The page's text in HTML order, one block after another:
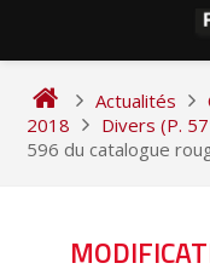
content
Actualités
2018
Divers (P.
596 du catalogue
NAVIGATION